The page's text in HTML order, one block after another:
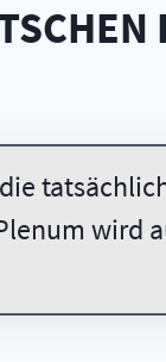
wird